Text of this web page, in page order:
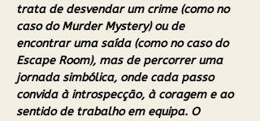
trata de desvendar um crime (como no
caso do Murder Mystery) ou de
encontrar uma saída (como no caso do
Escape Room), mas de percorrer uma
jornada simbólica, onde cada passo
convida à introspecção, à coragem e ao
sentido de trabalho em equipa. O